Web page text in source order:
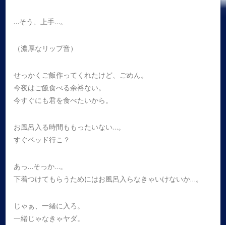
…そう、上手…。
（濃厚なリップ音）
せっかくご飯作ってくれたけど、ごめん。
今夜はご飯食べる余裕ない。
今すぐにも君を食べたいから。
お風呂入る時間ももったいない…。
すぐベッド行こ？
あっ…そっか…。
下着つけてもらうためにはお風呂入らなきゃいけないか…。
じゃぁ、一緒に入ろ。
一緒じゃなきゃヤダ。